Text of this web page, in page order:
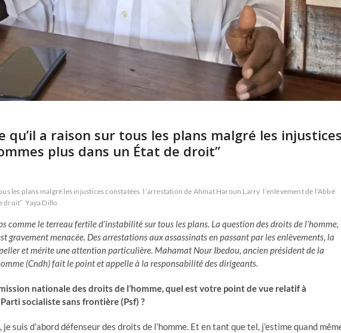
qu’il a raison sur tous les plans malgré les injustices
plus dans un État de droit”
les plans malgré les injustices constatées l’arrestation de Ahmat Haroun Larry l’enlèvement de l’Abbé
droit” Yaya Dillo
comme le terreau fertile d’instabilité sur tous les plans. La question des droits de l’homme,
gravement menacée. Des arrestations aux assassinats en passant par les enlèvements, la
et mérite une attention particulière. Mahamat Nour Ibedou, ancien président de la
(Cndh) fait le point et appelle à la responsabilité des dirigeants.
nationale des droits de l’homme, quel est votre point de vue relatif à
socialiste sans frontière (Psf) ?
suis d’abord défenseur des droits de l’homme. Et en tant que tel, j’estime quand